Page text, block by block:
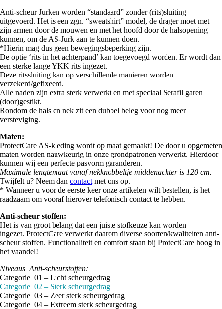
Anti-scheur Jurken worden “standaard” zonder (rits)sluiting
uitgevoerd. Het is een zgn. “sweatshirt” model, de drager moet met
zijn armen door de mouwen en met het hoofd door de halsopening
kunnen, om de AS-Jurk aan te kunnen doen.
*Hierin mag dus geen bewegingsbeperking zijn.
De optie ‘rits in het achterpand’ kan toegevoegd worden. Er wordt dan
een sterke lange YKK rits ingezet.
Deze ritssluiting kan op verschillende manieren worden
verzekerd/gefixeerd.
Alle naden zijn extra sterk verwerkt en met speciaal Serafil garen
(door)gestikt.
Rondom de hals en nek zit een dubbel beleg voor nog meer
versteviging.
Maten:
ProtectCare AS-kleding wordt op maat gemaakt! De door u opgemeten
maten worden nauwkeurig in onze grondpatronen verwerkt. Hierdoor
kunnen wij een perfecte pasvorm garanderen.
Maximale lengtemaat vanaf nekknobbeltje middenachter is 120 cm.
Twijfelt u? Neem dan contact met ons op.
* Wanneer u voor de eerste keer onze artikelen wilt bestellen, is het
raadzaam om vooraf hierover telefonisch contact te hebben.
Anti-scheur stoffen:
Het is van groot belang dat een juiste stofkeuze kan worden
ingezet. ProtectCare verwerkt daarom diverse soorten/kwaliteiten anti-
scheur stoffen. Functionaliteit en comfort staan bij ProtectCare hoog in
het vaandel!
Niveaus Anti-scheurstoffen:
Categorie 01 – Licht scheurgedrag
Categorie 02 – Sterk scheurgedrag
Categorie 03 – Zeer sterk scheurgedrag
Categorie 04 – Extreem sterk scheurgedrag